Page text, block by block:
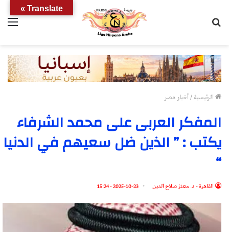
الرئيسية/أخبار مصر
المفكر العربى على محمد الشرفاء
يكتب : ” الذين ضل سعيهم في الدنيا
“
القاهرة - د. معتز صلاح الدين 2025-10-23 - 15:24
Translate »